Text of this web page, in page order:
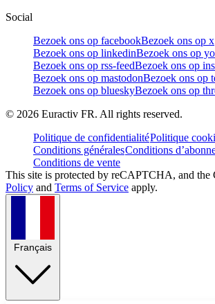
Social
Bezoek ons op facebookBezoek ons op x
Bezoek ons op linkedinBezoek ons op
Bezoek ons op rss-feedBezoek ons op
Bezoek ons op mastodonBezoek ons op
Bezoek ons op blueskyBezoek ons op
© 2026 Euractiv FR. All rights reserved.
Politique de confidentialitéPolitique
Conditions généralesConditions
Conditions de vente
This site is protected by reCAPTCHA, and the
Policy and Terms of Service apply.
Français